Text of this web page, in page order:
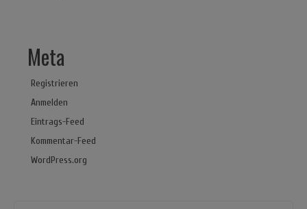
Meta
Registrieren
Anmelden
Eintrags-Feed
Kommentar-Feed
WordPress.org